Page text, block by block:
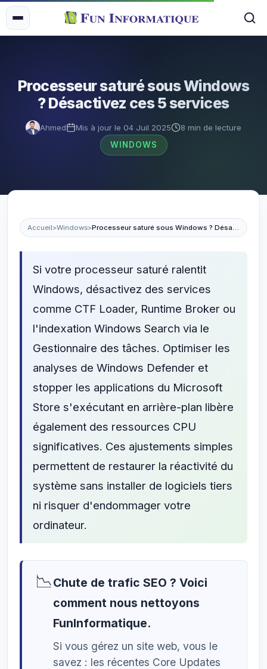
Processeur saturé sous Windows
? Désactivez ces 5 services
Ahmed Mis à jour le 04 Juil 2025
8 min de lecture
WINDOWS
Accueil>Windows> Processeur saturé sous Windows ? Désactivez ces 5 services
Si votre processeur saturé ralentit
Windows, désactivez des services
comme CTF Loader, Runtime Broker ou
l'indexation Windows Search via le
Gestionnaire des tâches. Optimiser les
analyses de Windows Defender et
stopper les applications du Microsoft
Store s'exécutant en arrière-plan libère
également des ressources CPU
significatives. Ces ajustements simples
permettent de restaurer la réactivité du
système sans installer de logiciels tiers
ni risquer d'endommager votre
ordinateur.
📉Chute de trafic SEO ? Voici
comment nous nettoyons
FunInformatique.
Si vous gérez un site web, vous le
savez : les récentes Core Updates